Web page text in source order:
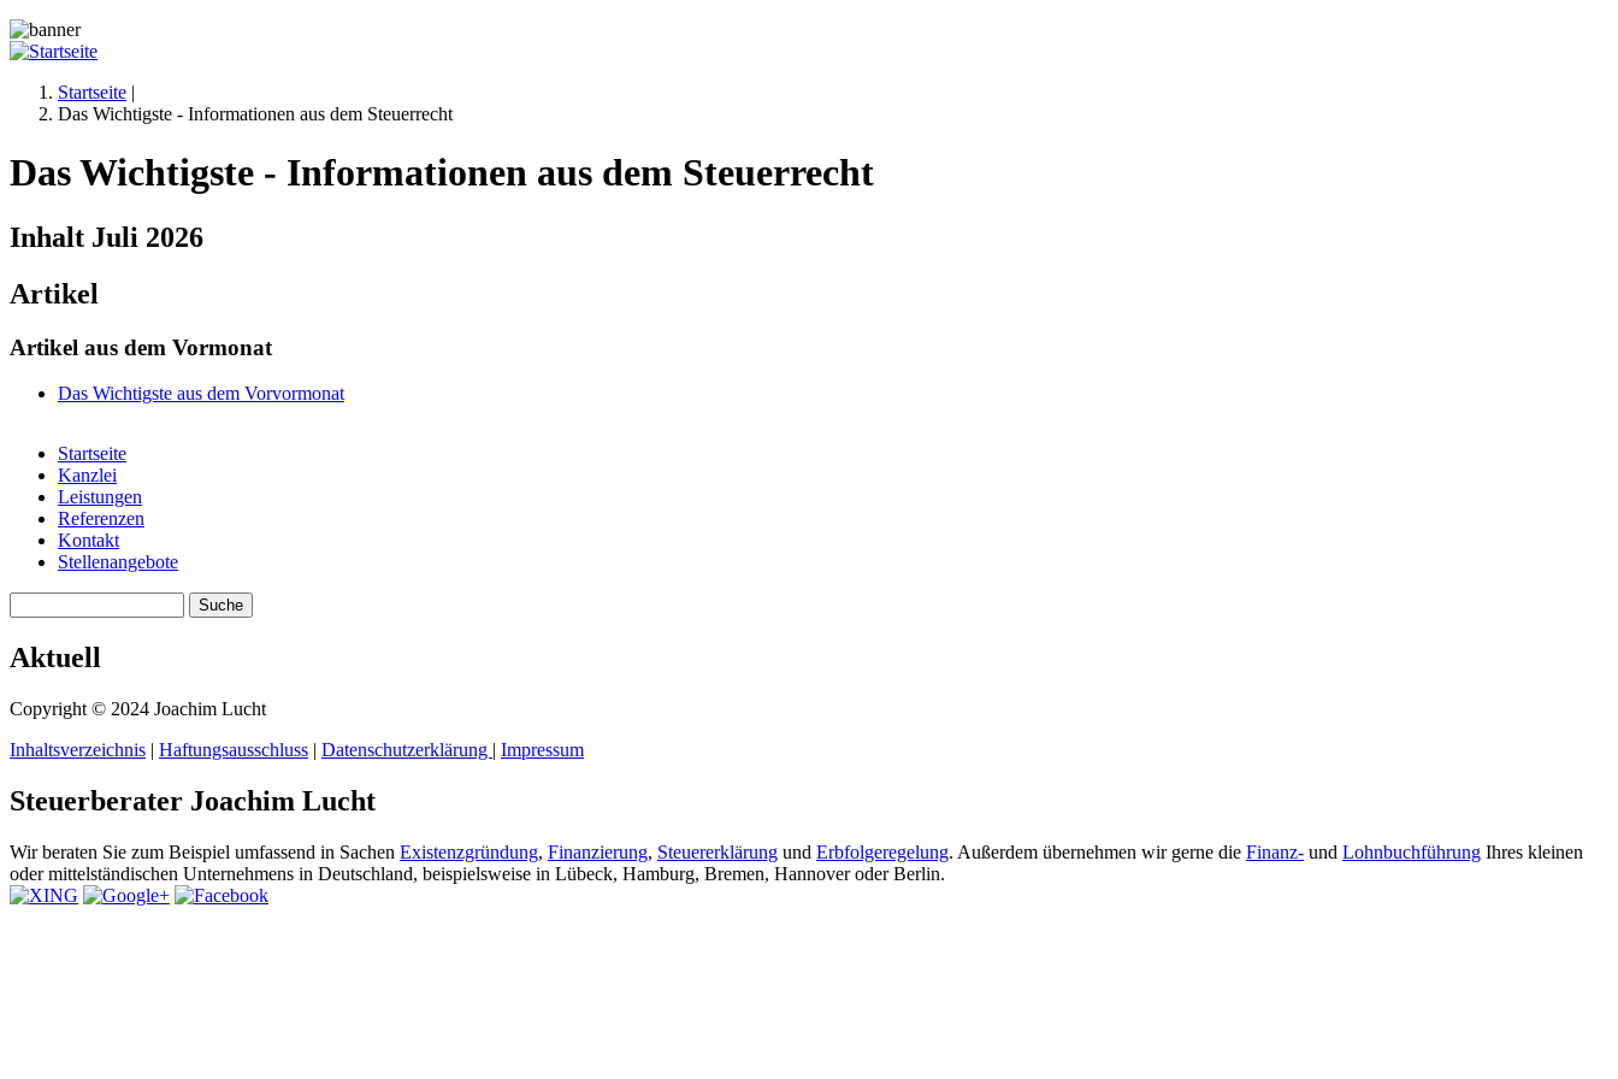
Jump to navigation
Sie sind hier
Startseite |
Das Wichtigste - Informationen aus dem Steuerrecht
Das Wichtigste - Informationen aus dem Steuerrecht
Inhalt Juli 2026
Artikel
Artikel aus dem Vormonat
Das Wichtigste aus dem Vorvormonat
Hauptmenü
Startseite
Kanzlei
Leistungen
Referenzen
Kontakt
Stellenangebote
Aktuell
Copyright © 2024 Joachim Lucht
Inhaltsverzeichnis | Haftungsausschluss | Datenschutzerklärung | Impressum
Steuerberater Joachim Lucht
Wir beraten Sie zum Beispiel umfassend in Sachen Existenzgründung, Finanzierung, Steuererklärung und Erbfolgeregelung. Außerdem übernehmen wir gerne die Finanz- und Lohnbuchführung Ihres kleinen
oder mittelständischen Unternehmens in Deutschland, beispielsweise in Lübeck, Hamburg, Bremen, Hannover oder Berlin.